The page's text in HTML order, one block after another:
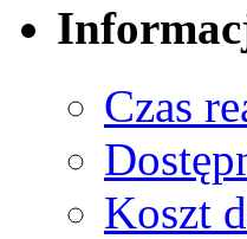
Czas
Koszt